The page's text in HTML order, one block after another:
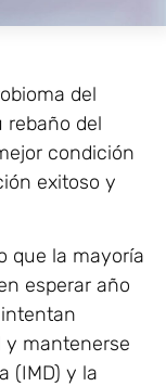
del
rebaño del
condición
exitoso y
que la mayoría
esperar año
y mantenerse
(IMD) y la